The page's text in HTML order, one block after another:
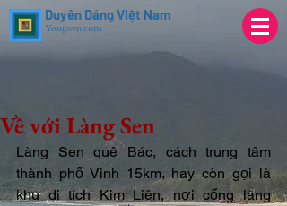
Duyên Dáng Việt Nam
Yougovn.com
Về với Làng Sen
Làng Sen quê Bác, cách trung tâm
thành phố Vinh 15km, hay còn gọi là
khu di tích Kim Liên, nơi cổng làng